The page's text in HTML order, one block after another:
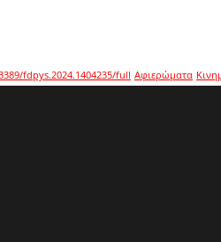
fdpys.2024.1404235/full Αφιερώματα